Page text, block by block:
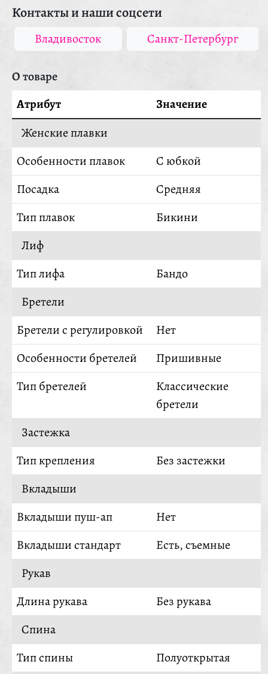
Контакты и наши соцсети
Владивосток Санкт-Петербург
О товаре
Атрибут
Значение
Женские плавки
Особенности плавок
С юбкой
Посадка
Средняя
Тип плавок
Бикини
Лиф
Тип лифа
Бандо
Бретели
Бретели с регулировкой
Нет
Особенности бретелей
Пришивные
Тип бретелей
Классические
бретели
Застежка
Тип крепления
Без застежки
Вкладыши
Вкладыши пуш-ап
Нет
Вкладыши стандарт
Есть, съемные
Рукав
Длина рукава
Без рукава
Спина
Тип спины
Полуоткрытая